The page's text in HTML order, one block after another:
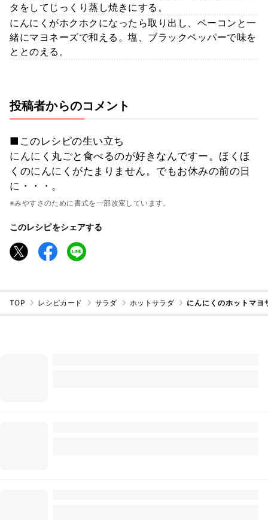
タをしてじっくり蒸し焼きにする。
にんにくがホクホクになったら取り出し、ベーコンと一
緒にマヨネーズで和える。塩、ブラックペッパーで味を
ととのえる。
投稿者からのコメント
■このレシピの生い立ち
にんにく丸ごと食べるのが好きなんですー。ほくほ
くのにんにくがたまりません。でもお休みの前の日
に・・・。
※みやすさのために書式を一部改変しています。
このレシピをシェアする
TOP レシピカード サラダ ホットサラダ にんにくのホットマヨ